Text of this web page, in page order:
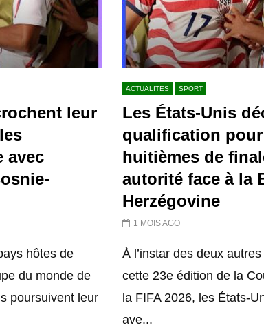
leur
avec
hôtes de
du monde de
poursuivent leur
ACTUALITES SPORT
Les États-Unis
qualification
huitièmes de
autorité face à la
Herzégovine
1 MOIS AGO
À l’instar des deux
cette 23e édition de la
la FIFA 2026, les États-
ave...